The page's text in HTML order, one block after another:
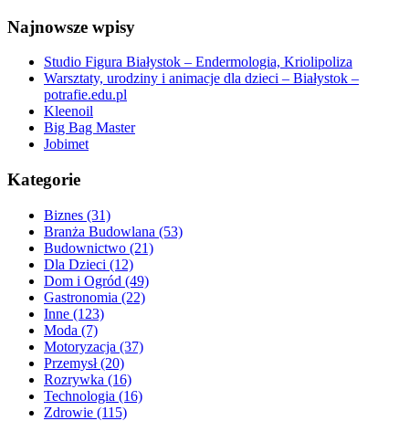
Najnowsze wpisy
Studio Figura Białystok – Endermologia, Kriolipoliza
Warsztaty, urodziny i animacje dla dzieci – Białystok –
potrafie.edu.pl
Kleenoil
Big Bag Master
Jobimet
Kategorie
Biznes (31)
Branża Budowlana (53)
Budownictwo (21)
Dla Dzieci (12)
Dom i Ogród (49)
Gastronomia (22)
Inne (123)
Moda (7)
Motoryzacja (37)
Przemysł (20)
Rozrywka (16)
Technologia (16)
Zdrowie (115)